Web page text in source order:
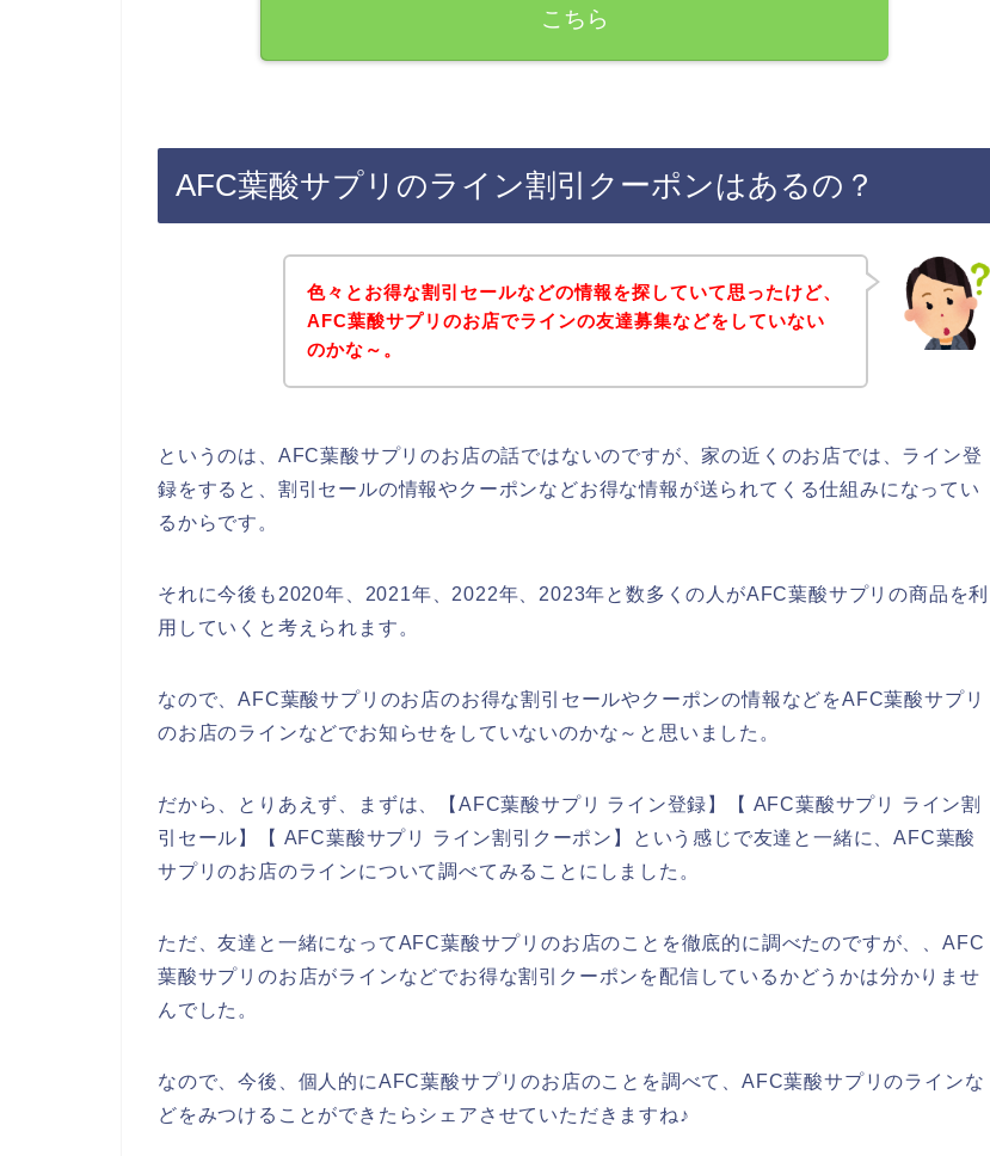
こちら
AFC葉酸サプリのライン割引クーポンはあるの？
色々とお得な割引セールなどの情報を探していて思ったけど、
AFC葉酸サプリのお店でラインの友達募集などをしていない
のかな～。
というのは、AFC葉酸サプリのお店の話ではないのですが、家の近くのお店では、ライン登
録をすると、割引セールの情報やクーポンなどお得な情報が送られてくる仕組みになってい
るからです。
それに今後も2020年、2021年、2022年、2023年と数多くの人がAFC葉酸サプリの商品を利
用していくと考えられます。
なので、AFC葉酸サプリのお店のお得な割引セールやクーポンの情報などをAFC葉酸サプリ
のお店のラインなどでお知らせをしていないのかな～と思いました。
だから、とりあえず、まずは、【AFC葉酸サプリ ライン登録】【 AFC葉酸サプリ ライン割
引セール】【 AFC葉酸サプリ ライン割引クーポン】という感じで友達と一緒に、AFC葉酸
サプリのお店のラインについて調べてみることにしました。
ただ、友達と一緒になってAFC葉酸サプリのお店のことを徹底的に調べたのですが、、AFC
葉酸サプリのお店がラインなどでお得な割引クーポンを配信しているかどうかは分かりませ
んでした。
なので、今後、個人的にAFC葉酸サプリのお店のことを調べて、AFC葉酸サプリのラインな
どをみつけることができたらシェアさせていただきますね♪